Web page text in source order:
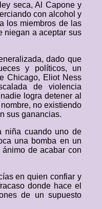
seca, Al Capone y
con alcohol y
los miembros de las
niegan a aceptar sus
dado que
y políticos, un
Chicago, Eliot Ness
de violencia
logra detener al
no existiendo
sus ganancias.
niña cuando uno de
una bomba en un
de acabar con
en quien confiar y
donde hace el
de un supuesto